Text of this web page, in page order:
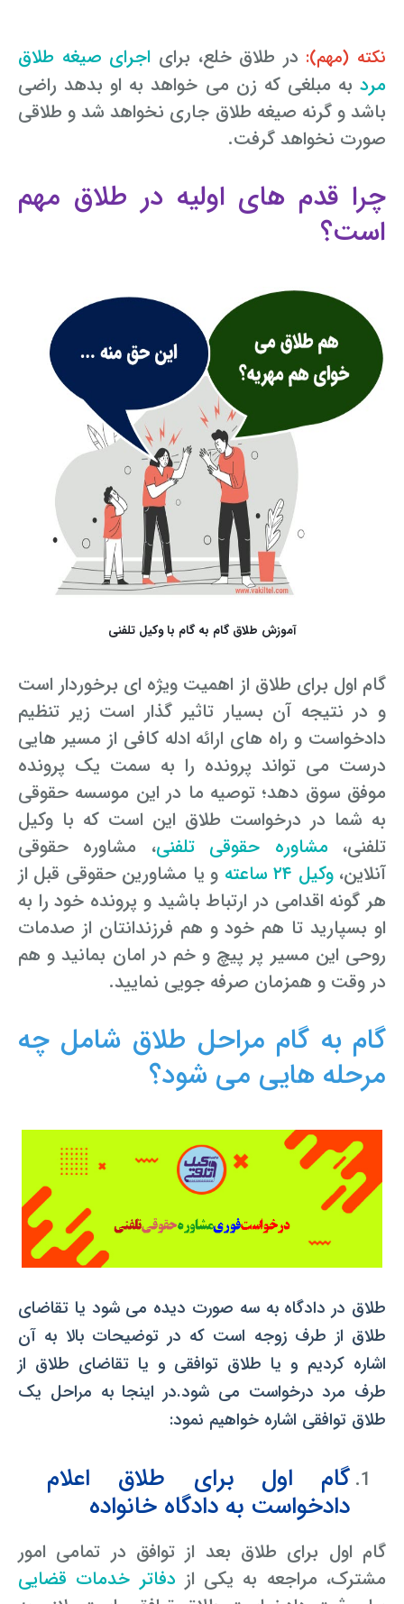
نکته (مهم): در طلاق خلع، برای اجرای صیغه طلاق
مرد به مبلغی که زن می خواهد به او بدهد راضی
باشد و گرنه صیغه طلاق جاری نخواهد شد و طلاقی
صورت نخواهد گرفت.
چرا قدم های اولیه در طلاق مهم
است؟
آموزش طلاق گام به گام با وکیل تلفنی
گام اول برای طلاق از اهمیت ویژه ای برخوردار است
و در نتیجه آن بسیار تاثیر گذار است زیر تنظیم
دادخواست و راه های ارائه ادله کافی از مسیر هایی
درست می تواند پرونده را به سمت یک پرونده
موفق سوق دهد؛ توصیه ما در این موسسه حقوقی
به شما در درخواست طلاق این است که با وکیل
تلفنی، مشاوره حقوقی تلفنی، مشاوره حقوقی
آنلاین،وکیل ۲۴ ساعته
و یا مشاورین حقوقی قبل از
هر گونه اقدامی در ارتباط باشید و پرونده خود را به
او بسپارید تا هم خود و هم فرزندانتان از صدمات
روحی این مسیر پر پیچ و خم در امان بمانید و هم
در وقت و همزمان صرفه جویی نمایید.
گام به گام مراحل طلاق شامل چه
مرحله هایی می شود؟
طلاق در دادگاه به سه صورت دیده می شود یا تقاضای
طلاق از طرف زوجه است که در توضیحات بالا به آن
اشاره کردیم و یا طلاق توافقی و یا تقاضای طلاق از
طرف مرد درخواست می شود.در اینجا به مراحل یک
طلاق توافقی اشاره خواهیم نمود:
گام اول برای طلاق اعلام
دادخواست به دادگاه خانواده
گام اول برای طلاق بعد از توافق در تمامی امور
مشترک، مراجعه به یکی از دفاتر خدمات قضایی